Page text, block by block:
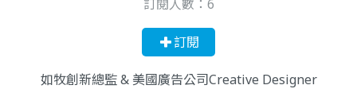
訂閱人數： 6
訂閱
如牧創新總監 & 美國廣告公司Creative Designer